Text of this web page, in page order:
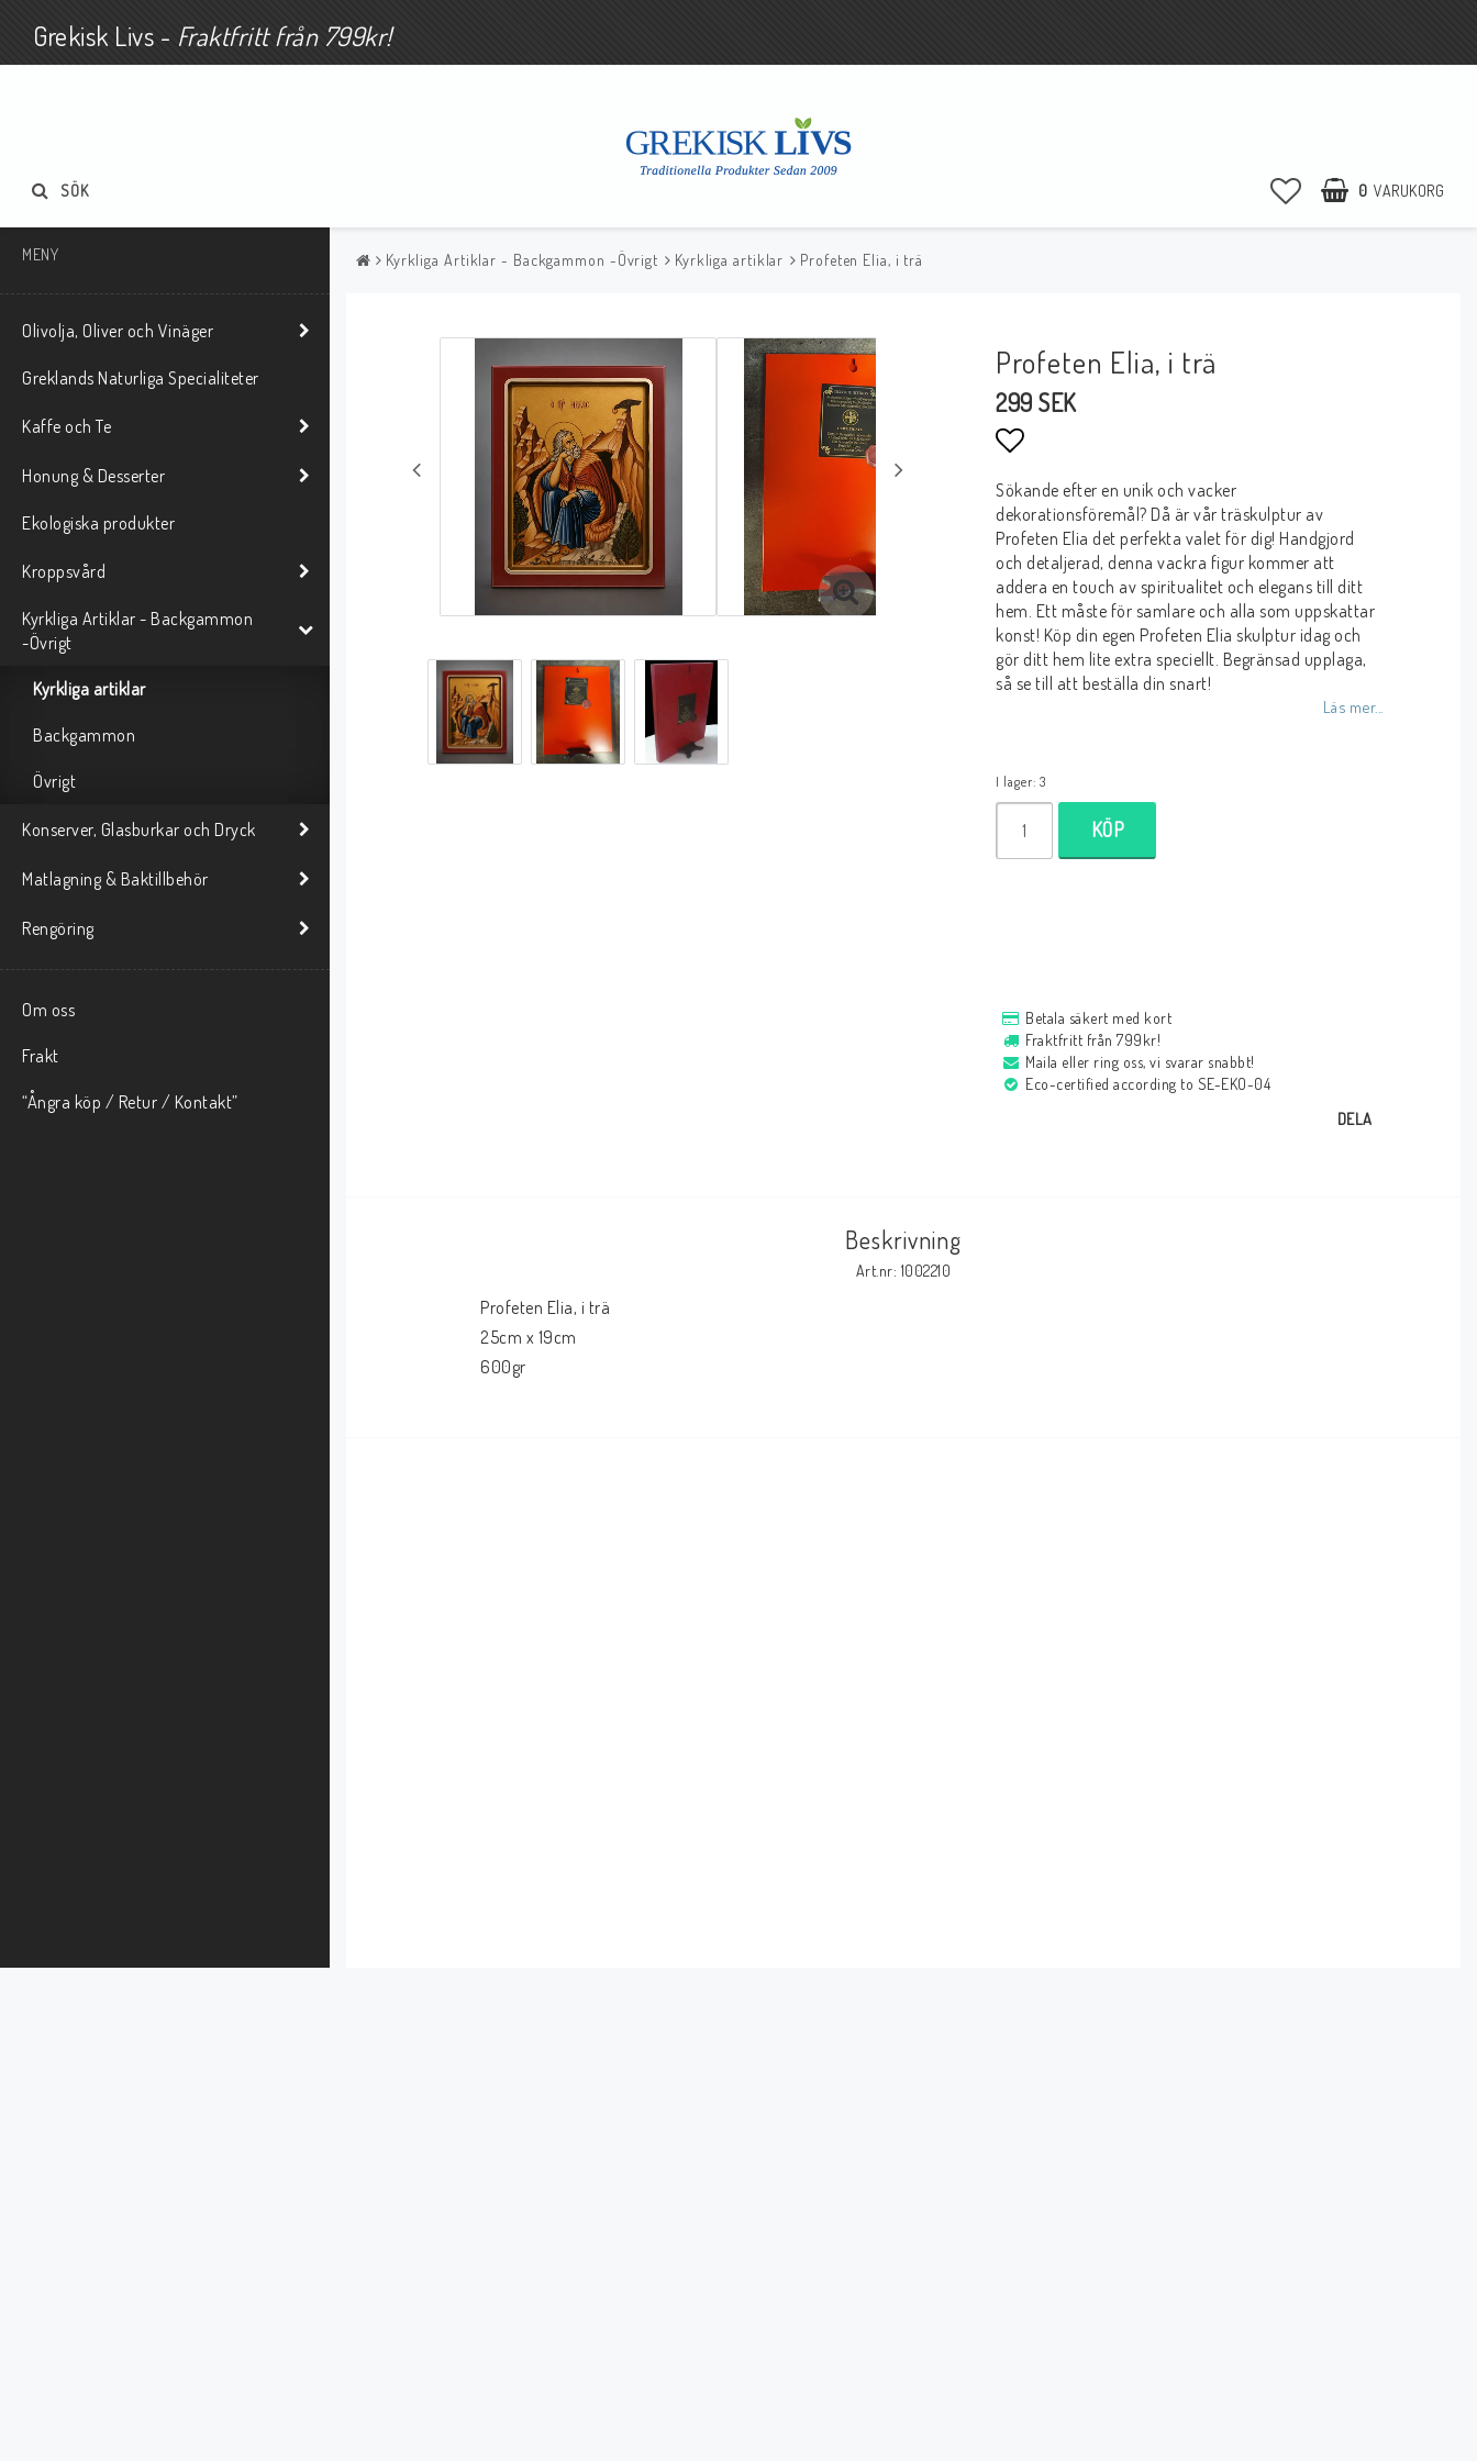
Grekisk Livs - Fraktfritt från 799kr!
0 VARUKORG
SÖK
MENY
Olivolja, Oliver och Vinäger
Greklands Naturliga Specialiteter
Kaffe och Te
Honung & Desserter
Ekologiska produkter
Kroppsvård
Kyrkliga Artiklar - Backgammon
-Övrigt
Kyrkliga artiklar
Backgammon
Övrigt
Konserver, Glasburkar och Dryck
Matlagning & Baktillbehör
Rengöring
Om oss
Frakt
“Ångra köp / Retur / Kontakt”
Kyrkliga Artiklar - Backgammon -Övrigt Kyrkliga artiklar Profeten Elia, i trä
Profeten Elia, i trä
299 SEK
Lägg till i favoritlistan
Sökande efter en unik och vacker
dekorationsföremål? Då är vår träskulptur av
Profeten Elia det perfekta valet för dig! Handgjord
och detaljerad, denna vackra figur kommer att
addera en touch av spiritualitet och elegans till ditt
hem. Ett måste för samlare och alla som uppskattar
konst! Köp din egen Profeten Elia skulptur idag och
gör ditt hem lite extra speciellt. Begränsad upplaga,
så se till att beställa din snart!
Läs mer...
I lager: 3
KÖP
Betala säkert med kort
Fraktfritt från 799kr!
Maila eller ring oss, vi svarar snabbt!
Eco-certified according to SE-EKO-04
DELA
Beskrivning
Art.nr: 1002210
Profeten Elia, i trä
25cm x 19cm